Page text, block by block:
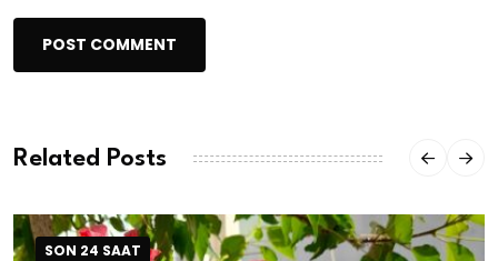
POST COMMENT
Related Posts
SON 24 SAAT